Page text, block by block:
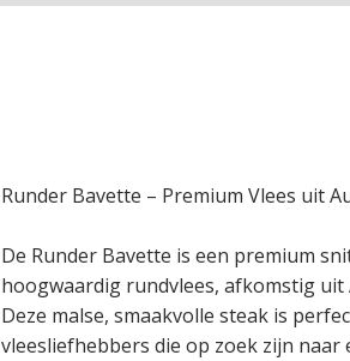
Runder Bavette – Premium Vlees uit
De Runder Bavette is een premium
hoogwaardig rundvlees, afkomstig uit
Deze malse, smaakvolle steak is
vleesliefhebbers die op zoek zijn naar